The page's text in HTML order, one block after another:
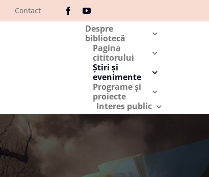
Contact
Despre
bibliotecă
Pagina
cititorului
Ştiri şi
evenimente
Programe şi
proiecte
Interes public